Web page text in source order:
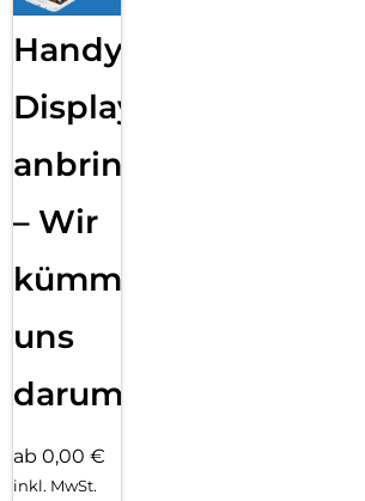
Handy
Displayfolie
anbringen
– Wir
kümmern
uns
darum!
ab 0,00 €
inkl. MwSt.